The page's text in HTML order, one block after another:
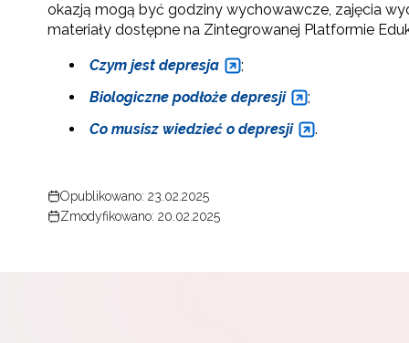
okazją mogą być godziny wychowawcze, zajęcia
materiały dostępne na Zintegrowanej Platformie
Czym jest depresja
;
Biologiczne podłoże depresji
;
Co musisz wiedzieć o depresji
.
Opublikowano: 23.02.2025
Zmodyfikowano: 20.02.2025